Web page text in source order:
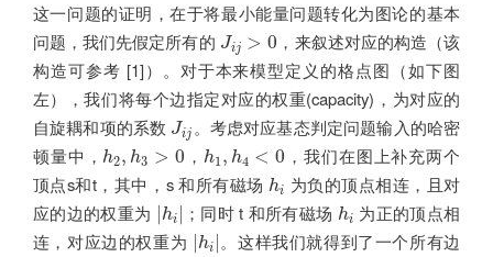
这一问题的证明，在于将最小能量问题转化为图论的基本
问题，我们先假定所有的 Jij > 0
Jij>0
，来叙述对应的构造（该
构造可参考 [1]）。对于本来模型定义的格点图（如下图
左），我们将每个边指定对应的权重(capacity)，为对应的
自旋耦和项的系数 Jij
Jij 。考虑对应基态判定问题输入的哈密
顿量中， h2, h3 > 0
h2 h3 >0 ， h1, h4 < 0
h1 h <0
，我们在图上补充两个
顶点s和t，其中，s 和所有磁场 hi
hi 为负的顶点相连，且对
应的边的权重为
hi
|h | ；同时 t 和所有磁场 hi
hi 为正的顶点相
连，对应边的权重为
hi
|h |。这样我们就得到了一个所有边